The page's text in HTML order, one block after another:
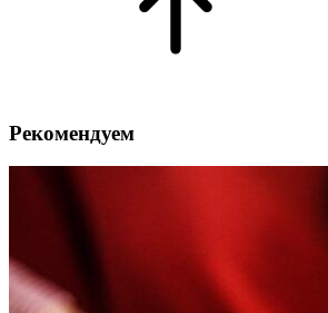
Рекомендуем